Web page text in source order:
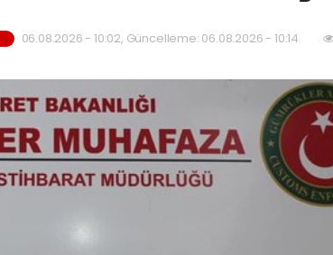
06.08.2026 - 10:02, Güncelleme: 06.08.2026 - 10:14